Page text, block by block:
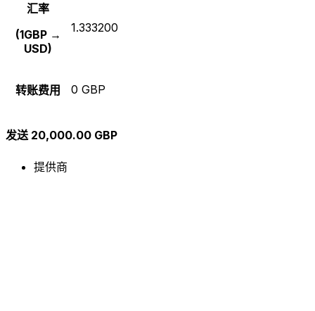
汇率
(1GBP →
USD)
1.333200
转账费用 0 GBP
发送 20,000.00 GBP
提供商